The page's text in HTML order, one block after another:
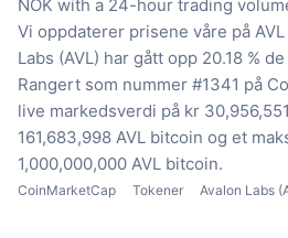
NOK with a 24-hour trading
Vi oppdaterer prisene våre på
Labs (AVL) har gått opp 20.18 %
Rangert som nummer #1341 på
live markedsverdi på kr
161,683,998 AVL bitcoin og et
1,000,000,000 AVL bitcoin.
CoinMarketCap Tokener Avalon Labs